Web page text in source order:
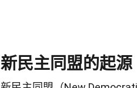
新民主同盟的起源